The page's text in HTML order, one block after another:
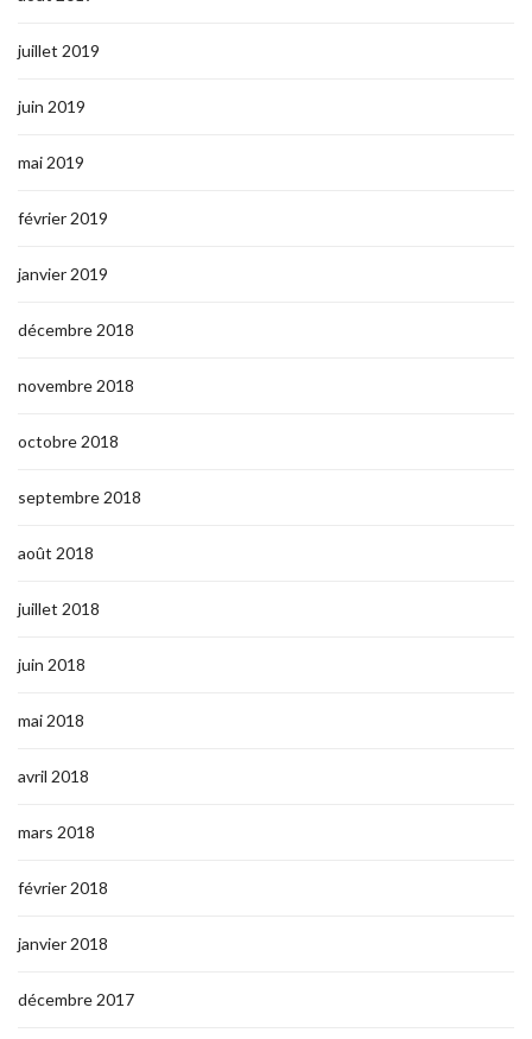
juillet 2019
juin 2019
mai 2019
février 2019
janvier 2019
décembre 2018
novembre 2018
octobre 2018
septembre 2018
août 2018
juillet 2018
juin 2018
mai 2018
avril 2018
mars 2018
février 2018
janvier 2018
décembre 2017